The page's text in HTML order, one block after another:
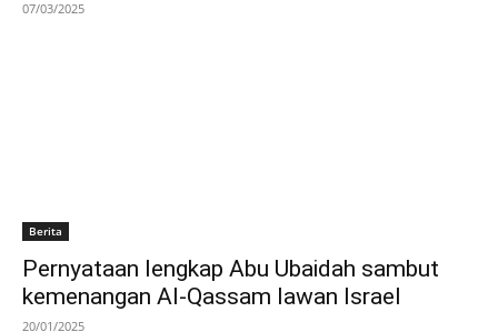
07/03/2025
Berita
Pernyataan lengkap Abu Ubaidah sambut
kemenangan Al-Qassam lawan Israel
20/01/2025